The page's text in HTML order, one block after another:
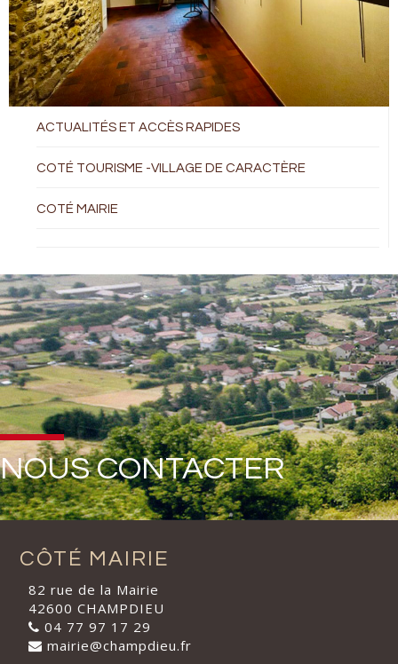
ACTUALITÉS ET ACCÈS RAPIDES
COTÉ TOURISME -VILLAGE DE CARACTÈRE
COTÉ MAIRIE
NOUS CONTACTER
CÔTÉ MAIRIE
82 rue de la Mairie
42600 CHAMPDIEU
04 77 97 17 29
mairie@champdieu.fr